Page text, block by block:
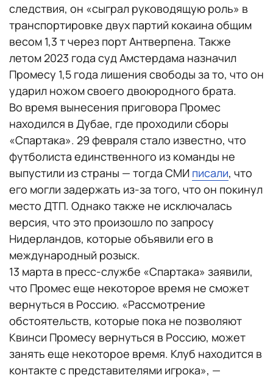
следствия, он «сыграл руководящую роль» в
транспортировке двух партий кокаина общим
весом 1,3 т через порт Антверпена. Также
летом 2023 года суд Амстердама назначил
Промесу 1,5 года лишения свободы за то, что он
ударил ножом своего двоюродного брата.
Во время вынесения приговора Промес
находился в Дубае, где проходили сборы
«Спартака». 29 февраля стало известно, что
футболиста единственного из команды не
выпустили из страны — тогда СМИ писали, что
его могли задержать из-за того, что он покинул
место ДТП. Однако также не исключалась
версия, что это произошло по запросу
Нидерландов, которые объявили его в
международный розыск.
13 марта в пресс-службе «Спартака» заявили,
что Промес еще некоторое время не сможет
вернуться в Россию. «Рассмотрение
обстоятельств, которые пока не позволяют
Квинси Промесу вернуться в Россию, может
занять еще некоторое время. Клуб находится в
контакте с представителями игрока», —